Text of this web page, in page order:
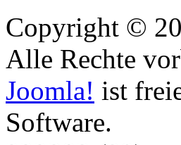
Copyright ©
Alle Rechte
Joomla! ist
Software.